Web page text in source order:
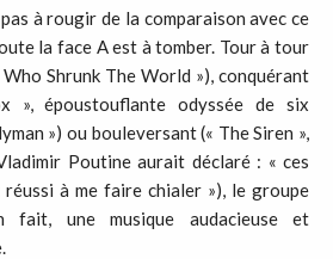
pas à rougir de la comparaison avec ce
la face A est à tomber. Tour à tour
Shrunk The World »), conquérant
», époustouflante odyssée de six
») ou bouleversant (« The Siren »,
Poutine aurait déclaré : « ces
réussi à me faire chialer »), le groupe
fait, une musique audacieuse et